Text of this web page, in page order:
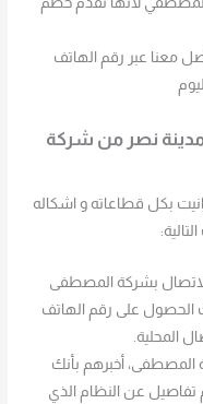
معنا عبر رقم الهاتف
نصر من شركة
بكل قطاعاته و اشكاله
بشركة المصطفى
الحصول على رقم الهاتف
المحلية.
أخبرهم بأنك
تفاصيل عن النظام الذي